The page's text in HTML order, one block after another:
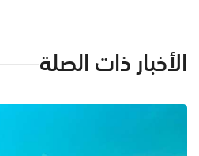
الأخبار ذات الصلة